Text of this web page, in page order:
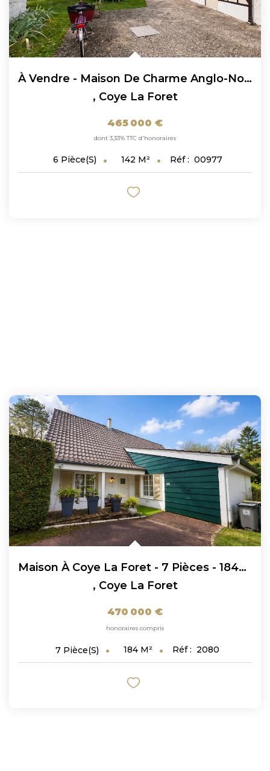
À Vendre - Maison De Charme Anglo-Normande Au Coeur De...
, Coye La Foret
465 000 €
dont 3,33% TTC d'honoraires
6 Pièce(s) 142 M² Réf : 00977
Maison À Coye La Foret - 7 Pièces - 184m2 !!
, Coye La Foret
470 000 €
honoraires compris
7 Pièce(s) 184 M² Réf : 2080